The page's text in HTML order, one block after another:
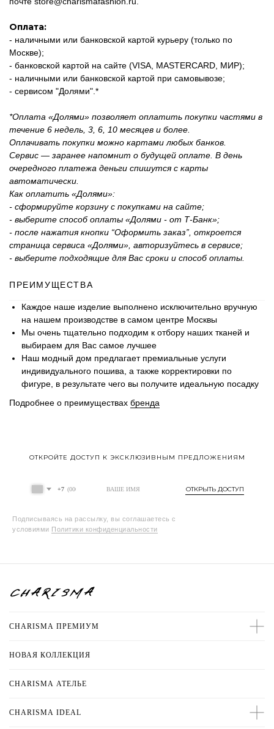
Оплата:
- наличными или банковской картой курьеру (только по
Москве);
- банковской картой на сайте (VISA, MASTERCARD, МИР);
- наличными или банковской картой при самовывозе;
- сервисом "Долями".*
*Оплата «Долями» позволяет оплатить покупки частями в
течение 6 недель, 3, 6, 10 месяцев и более.
Оплачивать покупки можно картами любых банков.
Сервис — заранее напомнит о будущей оплате. В день
очередного платежа деньги спишутся с карты
автоматически.
Как оплатить «Долями»:
- сформируйте корзину с покупками на сайте;
- выберите способ оплаты «Долями - от Т-Банк»;
- после нажатия кнопки “Оформить заказ”, откроется
страница сервиса «Долями», авторизуйтесь в сервисе;
- выберите подходящие для Вас сроки и способ оплаты.
ПРЕИМУЩЕСТВА
Каждое наше изделие выполнено исключительно вручную
на нашем производстве в самом центре Москвы
Мы очень тщательно подходим к отбору наших тканей и
выбираем для Вас самое лучшее
Наш модный дом предлагает премиальные услуги
индивидуального пошива, а также корректировки по
фигуре, в результате чего вы получите идеальную посадку
Подробнее о преимуществах бренда
ОТКРОЙТЕ ДОСТУП К ЭКСКЛЮЗИВНЫМ ПРЕДЛОЖЕНИЯМ
+7 ОТКРЫТЬ ДОСТУП
Подписываясь на рассылку, вы соглашаетесь с
условиями Политики конфиденциальности
CHARISMA ПРЕМИУМ
НОВАЯ КОЛЛЕКЦИЯ
CHARISMA АТЕЛЬЕ
CHARISMA IDEAL